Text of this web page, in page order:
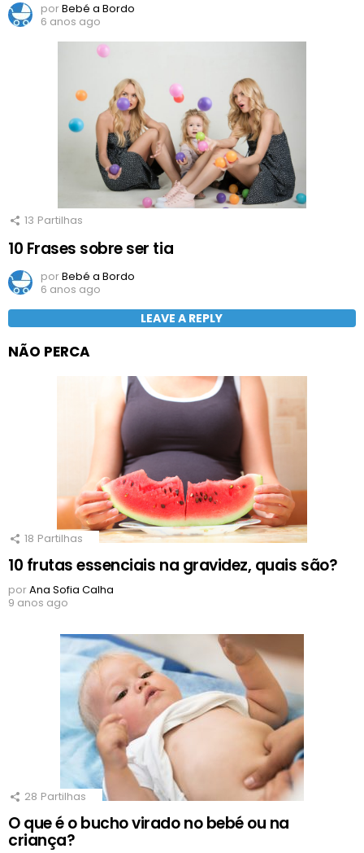
porBebé a Bordo
6 anos ago
13 Partilhas
10 Frases sobre ser tia
porBebé a Bordo
6 anos ago
LEAVE A REPLY
NÃO PERCA
18 Partilhas
10 frutas essenciais na gravidez, quais são?
porAna Sofia Calha
9 anos ago
28 Partilhas
O que é o bucho virado no bebé ou na
criança?